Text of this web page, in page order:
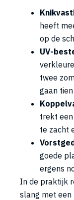
heeft
op de
UV-
twee
gaan
trekt
te zacht
goede
ergens
In de praktijk
slang met